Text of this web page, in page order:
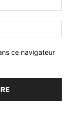
ce navigateur